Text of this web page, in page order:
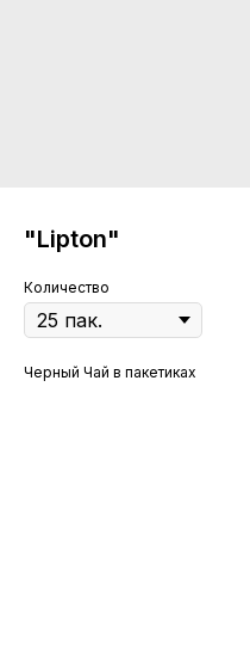
"Lipton"
Количество
Черный Чай в пакетиках